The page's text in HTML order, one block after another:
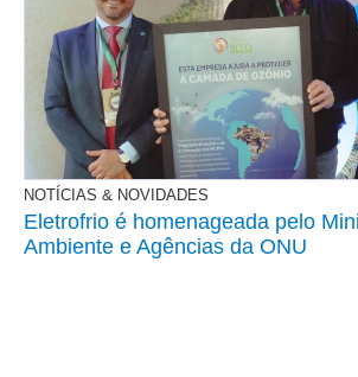
NOTÍCIAS & NOVIDADES
Eletrofrio é homenageada pelo
Ambiente e Agências da ONU